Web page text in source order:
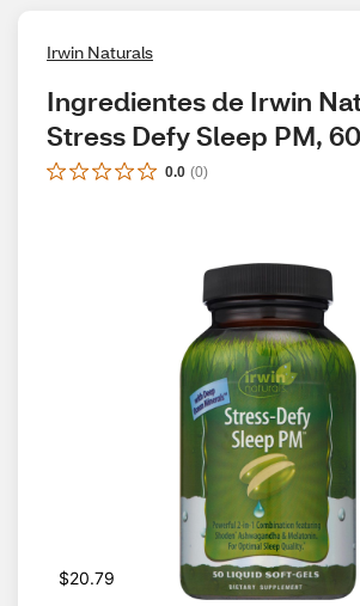
Irwin Naturals
Ingredientes de Irwin
Stress Defy Sleep PM,
0.0 (0)
$20.79